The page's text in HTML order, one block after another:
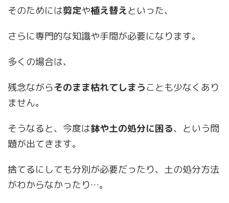
そのためには剪定や植え替えといった、
さらに専門的な知識や手間が必要になります。
多くの場合は、
残念ながらそのまま枯れてしまうことも少なくあり
ません。
そうなると、今度は鉢や土の処分に困る、という問
題が出てきます。
捨てるにしても分別が必要だったり、土の処分方法
がわからなかったり…。